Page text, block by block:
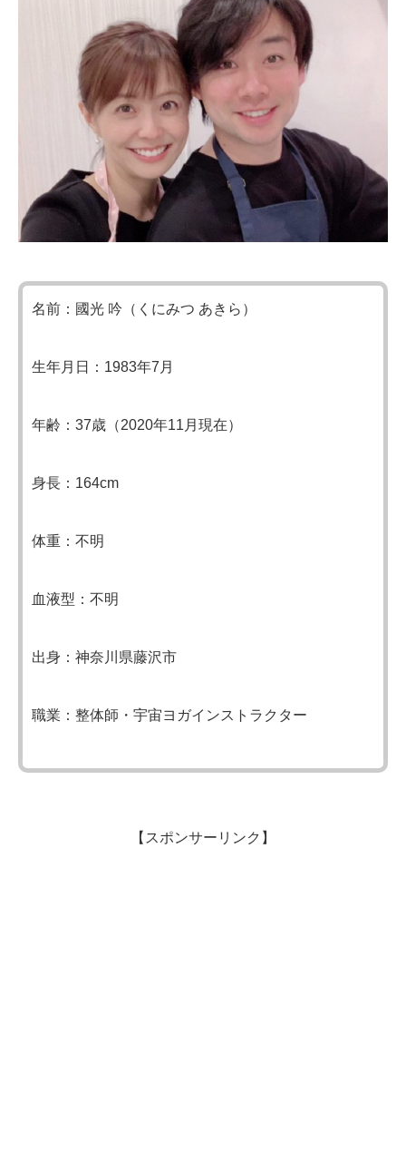
名前：國光 吟（くにみつ あきら）
生年月日：1983年7月
年齢：37歳（2020年11月現在）
身長：164cm
体重：不明
血液型：不明
出身：神奈川県藤沢市
職業：整体師・宇宙ヨガインストラクター
【スポンサーリンク】